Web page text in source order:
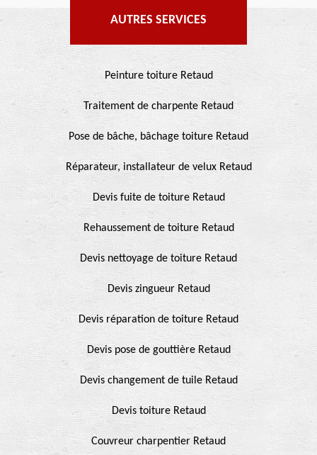
AUTRES SERVICES
Peinture toiture Retaud
Traitement de charpente Retaud
Pose de bâche, bâchage toiture Retaud
Réparateur, installateur de velux Retaud
Devis fuite de toiture Retaud
Rehaussement de toiture Retaud
Devis nettoyage de toiture Retaud
Devis zingueur Retaud
Devis réparation de toiture Retaud
Devis pose de gouttière Retaud
Devis changement de tuile Retaud
Devis toiture Retaud
Couvreur charpentier Retaud